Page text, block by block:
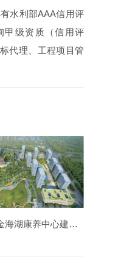
水利部AAA信用评
甲级资质（信用评
代理、工程项目管
贵州市毕节市金海湖康养中心建设造价项目